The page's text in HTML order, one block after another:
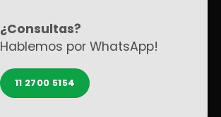
¿Consultas?
Hablemos por WhatsApp!
11 2700 5154